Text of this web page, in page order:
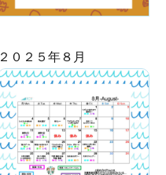
２０２５年８月